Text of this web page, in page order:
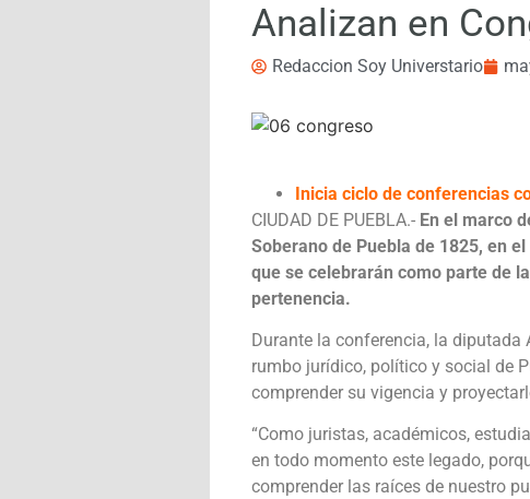
Analizan en
Redaccion Soy Universtario
Inicia ciclo de conferencias
CIUDAD DE PUEBLA.- En el marco
Soberano de Puebla de 1825, en
que se celebrarán como parte de
pertenencia.
Durante la conferencia, la diputada
rumbo jurídico, político y social de
comprender su vigencia y
“Como juristas, académicos,
en todo momento este legado,
comprender las raíces de nuestro